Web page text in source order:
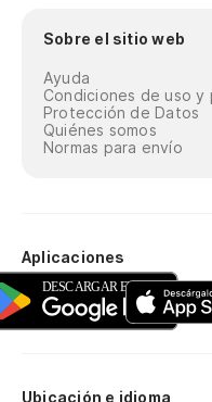
Sobre el sitio web
Ayuda
Condiciones de uso y
Protección de Datos
Quiénes somos
Normas para envío
Aplicaciones
Ubicación e idioma